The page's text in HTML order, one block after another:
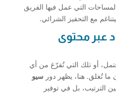
التي عمل فيها الفريق
مع التحفيز الشرائي.
عبر محتوى
أو تلك التي تُفرّغ من أي
تُغلق. هنا، يظهر دور سيو
بل في توفير